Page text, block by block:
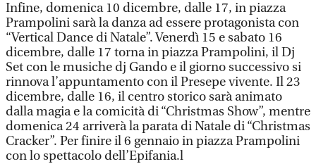
Infine, domenica 10 dicembre, dalle 17, in piazza
Prampolini sarà la danza ad essere protagonista con
“Vertical Dance di Natale”. Venerdì 15 e sabato 16
dicembre, dalle 17 torna in piazza Prampolini, il Dj
Set con le musiche dj Gando e il giorno successivo si
rinnova l’appuntamento con il Presepe vivente. Il 23
dicembre, dalle 16, il centro storico sarà animato
dalla magia e la comicità di “Christmas Show”, mentre
domenica 24 arriverà la parata di Natale di “Christmas
Cracker”. Per finire il 6 gennaio in piazza Prampolini
con lo spettacolo dell’Epifania.l